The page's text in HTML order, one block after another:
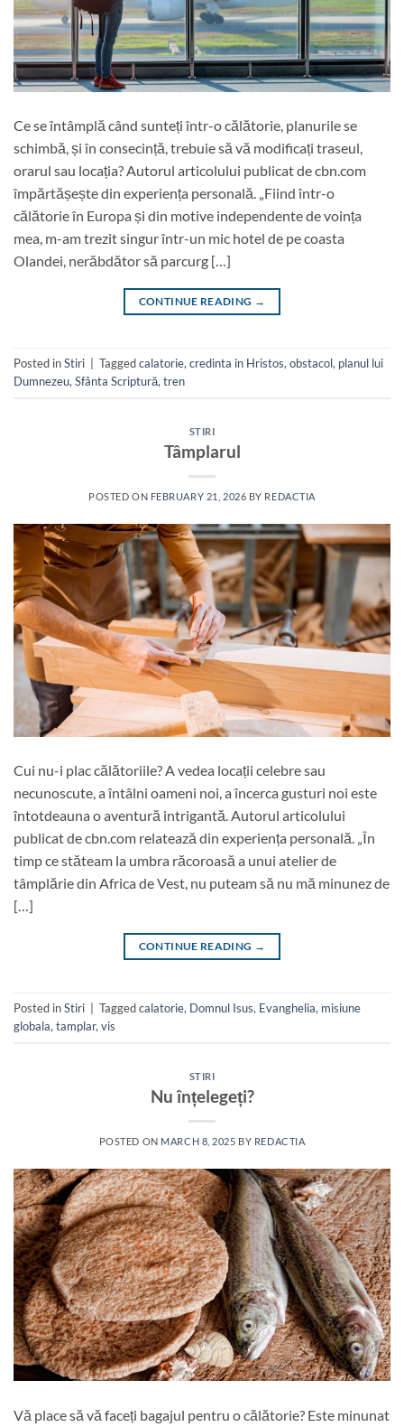
Ce se întâmplă când sunteți într-o călătorie, planurile se
schimbă, și în consecință, trebuie să vă modificați traseul,
orarul sau locația? Autorul articolului publicat de cbn.com
împărtășește din experiența personală. „Fiind într-o
călătorie în Europa și din motive independente de voința
mea, m-am trezit singur într-un mic hotel de pe coasta
Olandei, nerăbdător să parcurg […]
CONTINUE READING →
Posted inStiri Taggedcalatorie, credinta in Hristos, obstacol, planul lui
Dumnezeu, Sfânta Scriptură, tren
STIRI
Tâmplarul
POSTED ON FEBRUARY 21, 2026 BY REDACTIA
Cui nu-i plac călătoriile? A vedea locații celebre sau
necunoscute, a întâlni oameni noi, a încerca gusturi noi este
întotdeauna o aventură intrigantă. Autorul articolului
publicat de cbn.com relatează din experiența personală. „În
timp ce stăteam la umbra răcoroasă a unui atelier de
tâmplărie din Africa de Vest, nu puteam să nu mă minunez de
[…]
CONTINUE READING →
Posted inStiri Taggedcalatorie, Domnul Isus, Evanghelia, misiune
globala, tamplar, vis
STIRI
Nu înțelegeți?
POSTED ON MARCH 8, 2025 BY REDACTIA
Vă place să vă faceți bagajul pentru o călătorie? Este minunat